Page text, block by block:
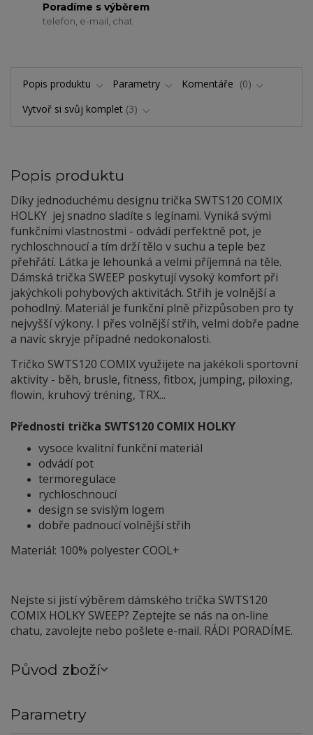
Poradíme s výběrem
telefon, e-mail, chat
Popis produktu Parametry Komentáře
0
Vytvoř si svůj komplet 3
Popis produktu
Díky jednoduchému designu trička SWTS120 COMIX
HOLKY jej snadno sladíte s legínami. Vyniká svými
funkčními vlastnostmi - odvádí perfektně pot, je
rychloschnoucí a tím drží tělo v suchu a teple bez
přehřátí. Látka je lehounká a velmi příjemná na těle.
Dámská trička SWEEP poskytují vysoký komfort při
jakýchkoli pohybových aktivitách. Střih je volnější a
pohodlný. Materiál je funkční plně přizpůsoben pro ty
nejvyšší výkony. I přes volnější střih, velmi dobře padne
a navíc skryje případné nedokonalosti.
Tričko SWTS120 COMIX využijete na jakékoli sportovní
aktivity - běh, brusle, fitness, fitbox, jumping, piloxing,
flowin, kruhový tréning, TRX...
Přednosti trička SWTS120 COMIX HOLKY
vysoce kvalitní funkční materiál
odvádí pot
termoregulace
rychloschnoucí
design se svislým logem
dobře padnoucí volnější střih
Materiál: 100% polyester COOL+
Nejste si jistí výběrem dámského trička SWTS120
COMIX HOLKY SWEEP? Zeptejte se nás na on-line
chatu, zavolejte nebo pošlete e-mail. RÁDI PORADÍME.
Původ zboží
Parametry